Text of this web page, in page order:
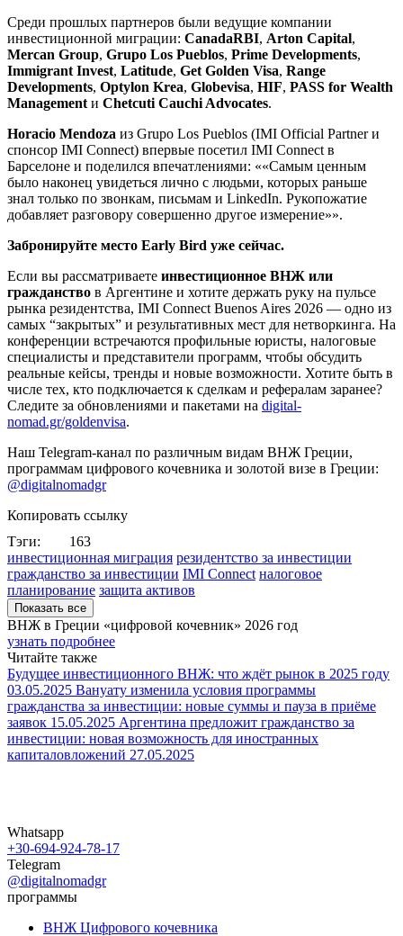
Среди прошлых партнеров были ведущие компании
инвестиционной миграции: CanadaRBI, Arton Capital,
Mercan Group, Grupo Los Pueblos, Prime Developments,
Immigrant Invest, Latitude, Get Golden Visa, Range
Developments, Optylon Krea, Globevisa, HIF, PASS for Wealth
Management и Chetcuti Cauchi Advocates.
Horacio Mendoza из Grupo Los Pueblos (IMI Official Partner и
спонсор IMI Connect) впервые посетил IMI Connect в
Барселоне и поделился впечатлениями:
«Самым ценным
было наконец увидеться лично с людьми, которых раньше
знал только по звонкам, письмам и LinkedIn. Рукопожатие
добавляет разговору совершенно другое измерение» .
Забронируйте место Early Bird уже сейчас.
Если вы рассматриваете инвестиционное ВНЖ или
гражданство в Аргентине и хотите держать руку на пульсе
рынка резидентства, IMI Connect Buenos Aires 2026 — одно из
самых “закрытых” и результативных мест для нетворкинга. На
конференции встречаются профильные юристы, налоговые
специалисты и представители программ, чтобы обсудить
реальные кейсы, тренды и новые возможности. Хотите быть в
числе тех, кто подключается к сделкам и рефералам заранее?
Следите за обновлениями и пакетами на digital-
nomad.gr/goldenvisa.
Наш Telegram-канал по различным видам ВНЖ Греции,
программам цифрового кочевника и золотой визе в Греции:
@digitalnomadgr
Копировать ссылку
Тэги:
163
инвестиционная миграция резидентство за инвестиции
гражданство за инвестиции IMI Connect налоговое
планирование защита активов
Показать все
ВНЖ в Греции «цифровой кочевник» 2026 год
узнать подробнее
Читайте также
Будущее инвестиционного ВНЖ: что ждёт рынок в 2025 году
03.05.2025 Вануату изменила условия программы
гражданства за инвестиции: новые суммы и пауза в приёме
заявок 15.05.2025 Аргентина предложит гражданство за
инвестиции: новая возможность для иностранных
капиталовложений 27.05.2025
Whatsapp
+30-694-924-78-17
Telegram
@digitalnomadgr
программы
ВНЖ Цифрового кочевника